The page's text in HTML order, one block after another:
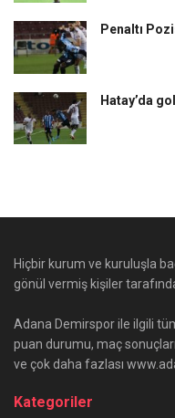
Penaltı
Hatay’da
Hiçbir kurum ve kuruluşla
gönül vermiş kişiler
Adana Demirspor ile ilgili
puan durumu, maç
ve çok daha fazlası
Kategoriler